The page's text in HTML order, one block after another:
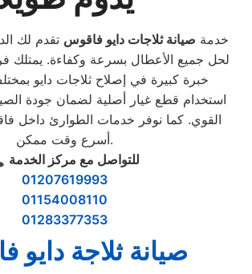
خدمة صيانة ثلاجات دايو فاقوس تقدم لك
لحل جميع الأعطال بسرعة وكفاءة. يمتلك
خبرة كبيرة في إصلاح ثلاجات دايو
استخدام قطع غيار أصلية لضمان جودة
القوي. كما نوفر خدمات الطوارئ داخل
أسرع وقت ممكن.
للتواصل مع مركز الخدمة
01207619993
01154008110
01283377353
صيانة ثلاجة دايو